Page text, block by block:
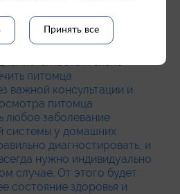
и мочевом пузыре.
настоятельно
питомца
важной консультации и
питомца
любое заболевание
системы у домашних
диагностировать, и
нужно индивидуально
случае. От этого будет
состояние здоровья и
Принять все